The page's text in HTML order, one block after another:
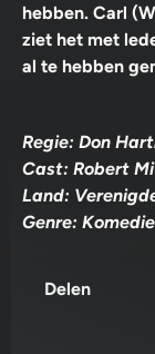
hebben. Carl
ziet het met
al te hebben
Regie: Don
Cast: Robert
Land:
Genre:
Delen